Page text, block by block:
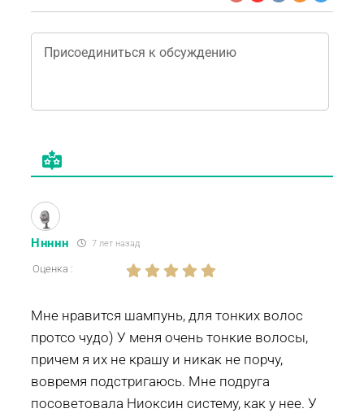
Ннннн 7 лет назад
Оценка :
Мне нравится шампунь, для тонких волос
протсо чудо) У меня очень тонкие волосы,
причем я их не крашу и никак не порчу,
вовремя подстригаюсь. Мне подруга
посоветовала Ниоксин систему, как у нее. У